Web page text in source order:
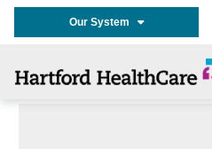
Our System